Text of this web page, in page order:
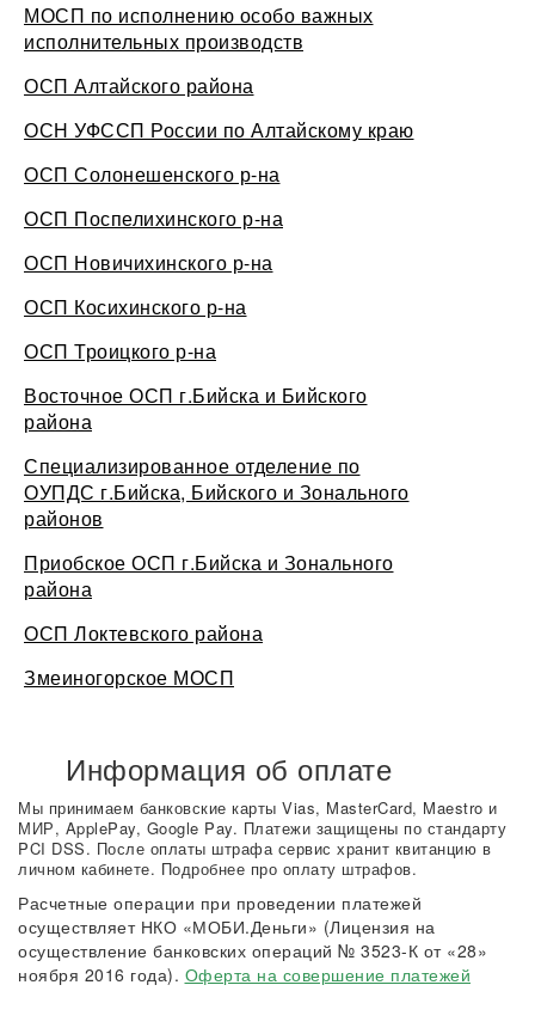
МОСП по исполнению особо важных
исполнительных производств
ОСП Алтайского района
ОСН УФССП России по Алтайскому краю
ОСП Солонешенского р-на
ОСП Поспелихинского р-на
ОСП Новичихинского р-на
ОСП Косихинского р-на
ОСП Троицкого р-на
Восточное ОСП г.Бийска и Бийского
района
Специализированное отделение по
ОУПДС г.Бийска, Бийского и Зонального
районов
Приобское ОСП г.Бийска и Зонального
района
ОСП Локтевского района
Змеиногорское МОСП
Информация об оплате
Мы принимаем банковские карты Vias, MasterCard, Maestro и
МИР, ApplePay, Google Pay. Платежи защищены по стандарту
PCI DSS. После оплаты штрафа сервис хранит квитанцию в
личном кабинете. Подробнее про оплату штрафов.
Расчетные операции при проведении платежей
осуществляет НКО «МОБИ.Деньги» (Лицензия на
осуществление банковских операций № 3523-К от «28»
ноября 2016 года). Оферта на совершение платежей